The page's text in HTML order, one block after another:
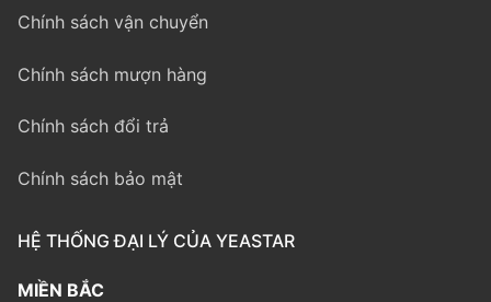
Chính sách vận chuyển
Chính sách mượn hàng
Chính sách đổi trả
Chính sách bảo mật
HỆ THỐNG ĐẠI LÝ CỦA YEASTAR
MIỀN BẮC